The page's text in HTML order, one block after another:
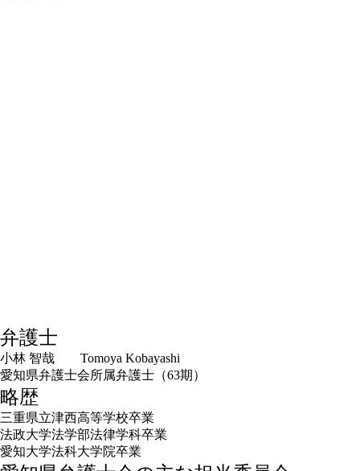
弁護士
小林 智哉 Tomoya Kobayashi
愛知県弁護士会所属弁護士（63期）
略歴
三重県立津西高等学校卒業
法政大学法学部法律学科卒業
愛知大学法科大学院卒業